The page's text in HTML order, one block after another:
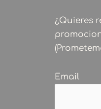
¿Quieres
Email